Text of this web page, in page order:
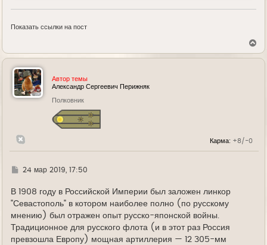
Показать ссылки на пост
р
а
Автор темы
Александр Сергеевич Перижняк
Полковник
Карма: +8/-0
Г24 мар 2019, 17:50
В 1908 году в Российской Империи был заложен линкор
"Севастополь" в котором наиболее полно (по русскому
мнению) был отражен опыт русско-японской войны.
Традиционное для русского флота (и в этот раз Россия
превзошла Европу) мощная артиллерия — 12 305-мм